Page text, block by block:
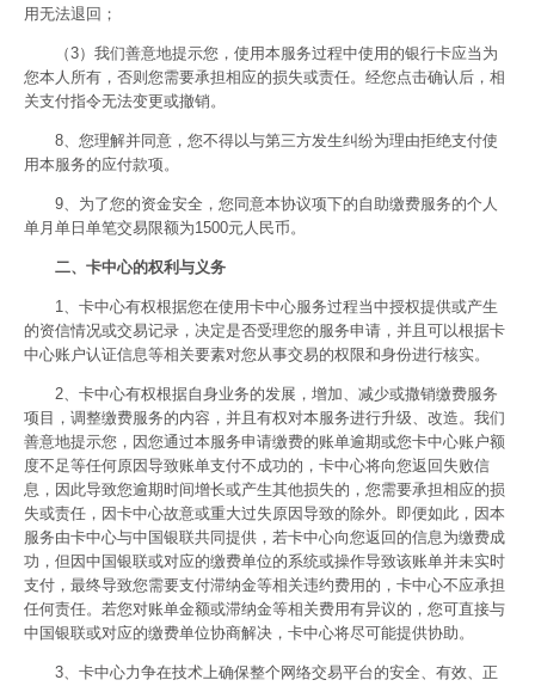
用无法退回；
（3）我们善意地提示您，使用本服务过程中使用的银行卡应当为
您本人所有，否则您需要承担相应的损失或责任。经您点击确认后，相
关支付指令无法变更或撤销。
8、您理解并同意，您不得以与第三方发生纠纷为理由拒绝支付使
用本服务的应付款项。
9、为了您的资金安全，您同意本协议项下的自助缴费服务的个人
单月单日单笔交易限额为1500元人民币。
二、卡中心的权利与义务
1、卡中心有权根据您在使用卡中心服务过程当中授权提供或产生
的资信情况或交易记录，决定是否受理您的服务申请，并且可以根据卡
中心账户认证信息等相关要素对您从事交易的权限和身份进行核实。
2、卡中心有权根据自身业务的发展，增加、减少或撒销缴费服务
项目，调整缴费服务的内容，并且有权对本服务进行升级、改造。我们
善意地提示您，因您通过本服务申请缴费的账单逾期或您卡中心账户额
度不足等任何原因导致账单支付不成功的，卡中心将向您返回失败信
息，因此导致您逾期时间增长或产生其他损失的，您需要承担相应的损
失或责任，因卡中心故意或重大过失原因导致的除外。即便如此，因本
服务由卡中心与中国银联共同提供，若卡中心向您返回的信息为缴费成
功，但因中国银联或对应的缴费单位的系统或操作导致该账单并未实时
支付，最终导致您需要支付滞纳金等相关违约费用的，卡中心不应承担
任何责任。若您对账单金额或滞纳金等相关费用有异议的，您可直接与
中国银联或对应的缴费单位协商解决，卡中心将尽可能提供协助。
3、卡中心力争在技术上确保整个网络交易平台的安全、有效、正